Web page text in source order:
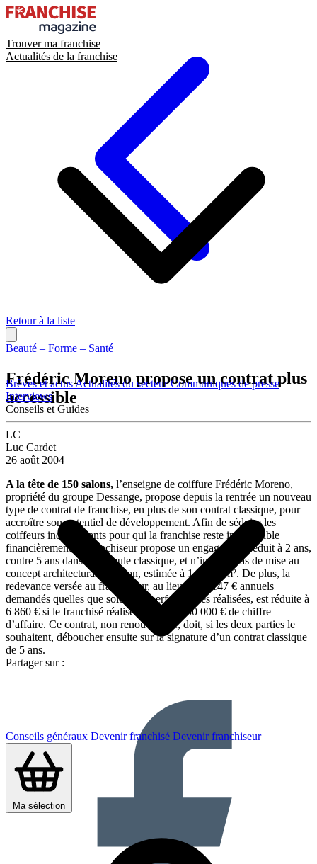
Trouver ma franchise
Actualités de la franchise
Brèves et actusActualités du secteurCommuniqués de presse
Interviews
Conseils et Guides
Conseils généraux Devenir franchisé Devenir franchiseur
Ma sélection
Retour à la liste
Beauté – Forme – Santé
Frédéric Moreno propose un contrat plus
accessible
LC
Luc Cardet
26 août 2004
A la tête de 150 salons, l’enseigne de coiffure Frédéric Moreno,
propriété du groupe Dessange, propose depuis la rentrée un nouveau
type de contrat de franchise, en plus de son contrat classique, pour
accroître son potentiel de développement. Afin de séduire les
coiffeurs indépendants pour qui la franchise reste inaccessible
financièrement, le franchiseur propose un engagement réduit à 2 ans,
contre 5 ans dans la formule classique, et n’impose pas de mise au
concept architectural du salon, estimée à 1 000 €/m². De plus, la
redevance versée au franchiseur, au lieu des 9 147 € annuels
demandés quelles que soient les performances réalisées, est réduite à
6 860 € si le franchisé réalise moins de 150 000 € de chiffre
d’affaire. Ce contrat, non renouvelable, doit, si les deux parties le
souhaitent, déboucher ensuite sur la signature d’un contrat classique
de 5 ans.
Partager sur :